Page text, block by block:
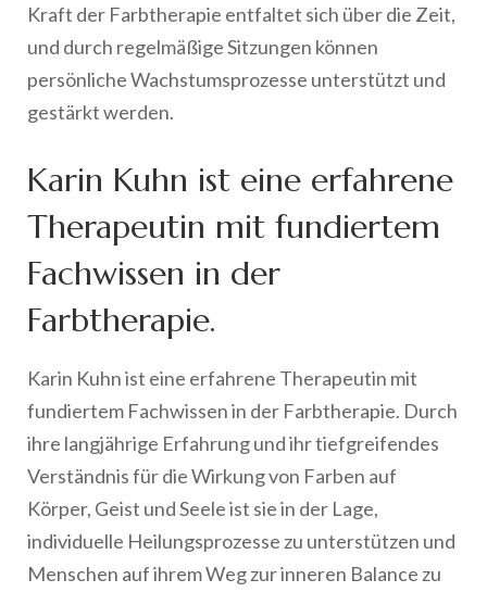
Kraft der Farbtherapie entfaltet sich über die Zeit,
und durch regelmäßige Sitzungen können
persönliche Wachstumsprozesse unterstützt und
gestärkt werden.
Karin Kuhn ist eine erfahrene
Therapeutin mit fundiertem
Fachwissen in der
Farbtherapie.
Karin Kuhn ist eine erfahrene Therapeutin mit
fundiertem Fachwissen in der Farbtherapie. Durch
ihre langjährige Erfahrung und ihr tiefgreifendes
Verständnis für die Wirkung von Farben auf
Körper, Geist und Seele ist sie in der Lage,
individuelle Heilungsprozesse zu unterstützen und
Menschen auf ihrem Weg zur inneren Balance zu